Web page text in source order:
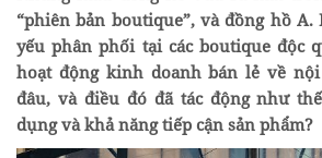
“phiên bản boutique”, và đồng hồ A.
yếu phân phối tại các boutique độc
hoạt động kinh doanh bán lẻ về
đâu, và điều đó đã tác động như
dụng và khả năng tiếp cận sản phẩm?